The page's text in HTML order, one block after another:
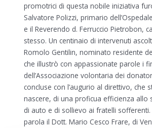
promotrici di questa nobile iniziativa
Salvatore Polizzi, primario
e il Reverendo d. Ferruccio Pietrobon,
stesso. Un centinaio di intervenuti
Romolo Gentilin, nominato residente
che illustrò con appassionate parole i
dell’Associazione volontaria dei
concluse con l’augurio al direttivo, che
nascere, di una proficua efficienza allo
di auto e di sollievo ai fratelli sofferenti.
parola il Dott. Mario Cesco Frare, di